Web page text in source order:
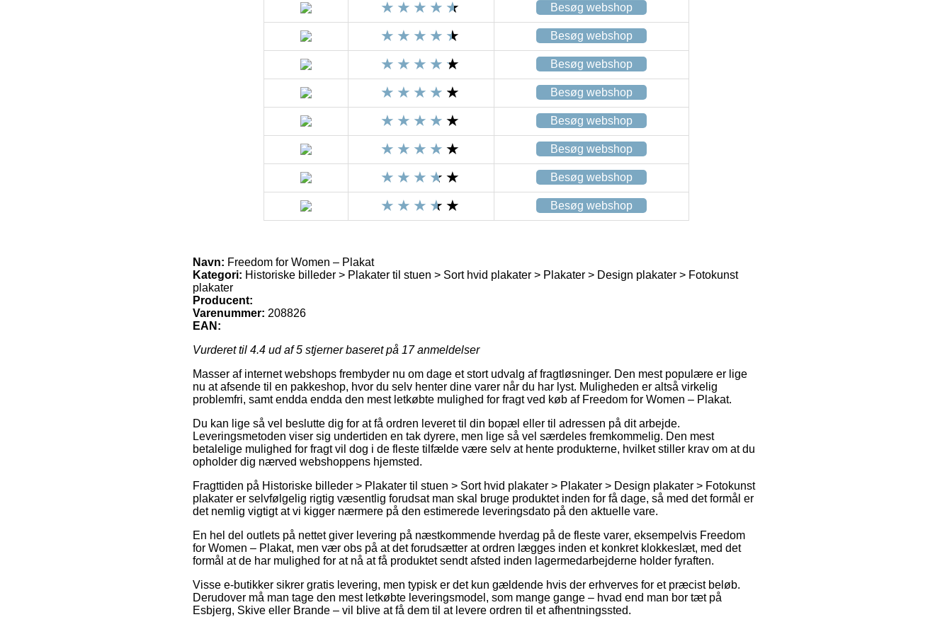
Besøg webshop
Besøg webshop
Besøg webshop
Besøg webshop
Besøg webshop
Besøg webshop
Besøg webshop
Besøg webshop
Navn: Freedom for Women – Plakat
Kategori: Historiske billeder > Plakater til stuen > Sort hvid plakater > Plakater > Design plakater > Fotokunst
plakater
Producent:
Varenummer: 208826
EAN:
Vurderet til 4.4 ud af 5 stjerner baseret på 17anmeldelser
Masser af internet webshops frembyder nu om dage et stort udvalg af fragtløsninger. Den mest populære er lige
nu at afsende til en pakkeshop, hvor du selv henter dine varer når du har lyst. Muligheden er altså virkelig
problemfri, samt endda endda den mest letkøbte mulighed for fragt ved køb af Freedom for Women – Plakat.
Du kan lige så vel beslutte dig for at få ordren leveret til din bopæl eller til adressen på dit arbejde.
Leveringsmetoden viser sig undertiden en tak dyrere, men lige så vel særdeles fremkommelig. Den mest
betalelige mulighed for fragt vil dog i de fleste tilfælde være selv at hente produkterne, hvilket stiller krav om at du
opholder dig nærved webshoppens hjemsted.
Fragttiden på Historiske billeder > Plakater til stuen > Sort hvid plakater > Plakater > Design plakater > Fotokunst
plakater er selvfølgelig rigtig væsentlig forudsat man skal bruge produktet inden for få dage, så med det formål er
det nemlig vigtigt at vi kigger nærmere på den estimerede leveringsdato på den aktuelle vare.
En hel del outlets på nettet giver levering på næstkommende hverdag på de fleste varer, eksempelvis Freedom
for Women – Plakat, men vær obs på at det forudsætter at ordren lægges inden et konkret klokkeslæt, med det
formål at de har mulighed for at nå at få produktet sendt afsted inden lagermedarbejderne holder fyraften.
Visse e-butikker sikrer gratis levering, men typisk er det kun gældende hvis der erhverves for et præcist beløb.
Derudover må man tage den mest letkøbte leveringsmodel, som mange gange – hvad end man bor tæt på
Esbjerg, Skive eller Brande – vil blive at få dem til at levere ordren til et afhentningssted.